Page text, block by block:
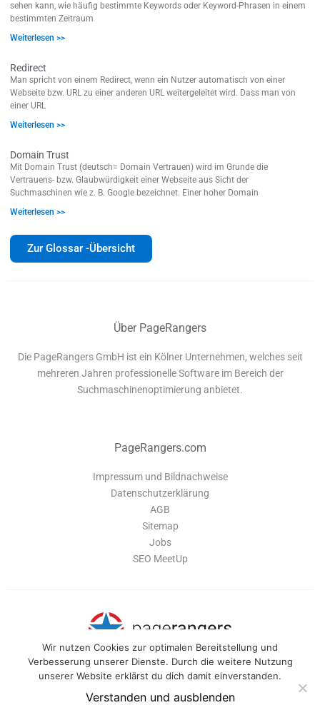
sehen kann, wie häufig bestimmte Keywords oder Keyword-Phrasen in einem
bestimmten Zeitraum
Weiterlesen >>
Redirect
Man spricht von einem Redirect, wenn ein Nutzer automatisch von einer
Webseite bzw. URL zu einer anderen URL weitergeleitet wird. Dass man von
einer URL
Weiterlesen >>
Domain Trust
Mit Domain Trust (deutsch= Domain Vertrauen) wird im Grunde die
Vertrauens- bzw. Glaubwürdigkeit einer Webseite aus Sicht der
Suchmaschinen wie z. B. Google bezeichnet. Einer hoher Domain
Weiterlesen >>
Zur Glossar -Übersicht
Über PageRangers
Die PageRangers GmbH ist ein Kölner Unternehmen, welches seit
mehreren Jahren professionelle Software im Bereich der
Suchmaschinenoptimierung anbietet.
PageRangers.com
Impressum und Bildnachweise
Datenschutzerklärung
AGB
Sitemap
Jobs
SEO MeetUp
PageRangers ist eine Software-Suite, die dir alle Tools bietet um deine
Webseite optimal zu verwalten und für Suchmaschinen zu optimieren.
Wir nutzen Cookies zur optimalen Bereitstellung und
Verbesserung unserer Dienste. Durch die weitere Nutzung
unserer Website erklärst du dich damit einverstanden.
Verstanden und ausblenden